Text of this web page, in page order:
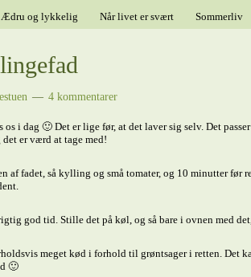
Ædru og lykkelig Når livet er svært Sommerliv
4 kommentarer
os i dag 🙂 Det er lige før, at det laver sig selv. Det
er værd at tage med!
af fadet, så kylling og små tomater, og 10 minutter før
god tid. Stille det på køl, og så bare i ovnen med
meget kød i forhold til grøntsager i retten. Det
🙂